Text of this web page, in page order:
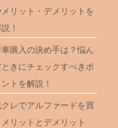
メリット・デメリットを
！
車購入の決め手は？悩ん
ときにチェックすべきポ
ントを解説！
クレでアルファードを買
メリットとデメリット